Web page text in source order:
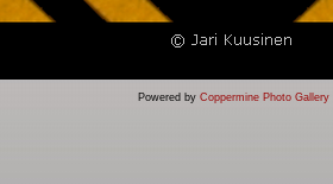
Powered by Coppermine Photo Gallery